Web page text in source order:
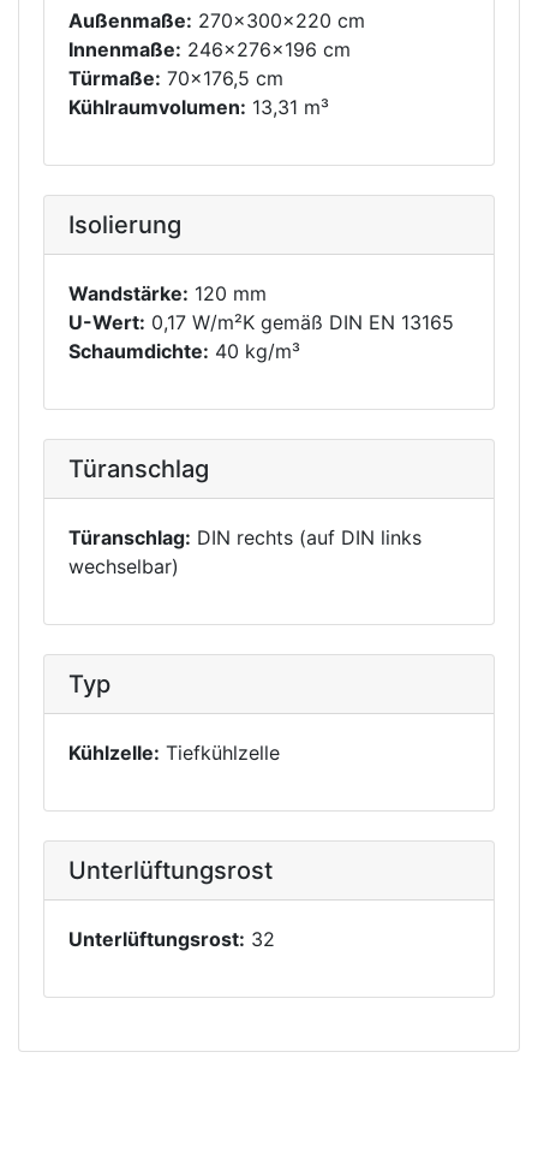
Außenmaße: 270x300x220 cm
Innenmaße: 246x276x196 cm
Türmaße: 70x176,5 cm
Kühlraumvolumen: 13,31 m³
Isolierung
Wandstärke: 120 mm
U-Wert: 0,17 W/m²K gemäß DIN EN 13165
Schaumdichte: 40 kg/m³
Türanschlag
Türanschlag: DIN rechts (auf DIN links
wechselbar)
Typ
Kühlzelle: Tiefkühlzelle
Unterlüftungsrost
Unterlüftungsrost: 32